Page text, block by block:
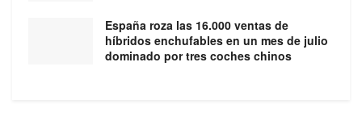
España roza las 16.000 ventas de
híbridos enchufables en un mes de julio
dominado por tres coches chinos